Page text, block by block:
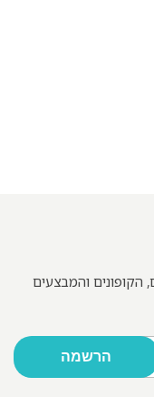
הקופונים והמבצעים